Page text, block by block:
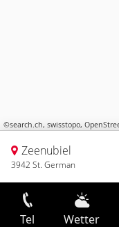
©search.ch, swisstopo,
Zeenubiel
3942 St. German
Tel Wetter